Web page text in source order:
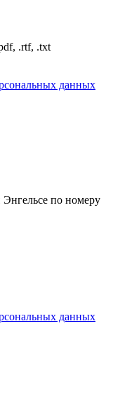
.rtf, .txt
данных
по номеру
данных